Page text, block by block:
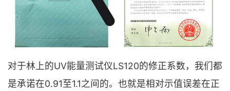
对于林上的UV能量测试仪LS120的修正系数，我们都
是承诺在0.91至1.1之间的。也就是相对示值误差在正